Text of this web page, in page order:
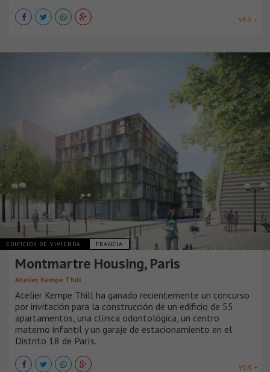
VER +
EDIFICIOS DE VIVIENDA FRANCIA
Montmartre Housing, Paris
Atelier Kempe Thill
Atelier Kempe Thill ha ganado recientemente un concurso
por invitación para la construcción de un edificio de 55
apartamentos, una clínica odontológica, un centro
materno infantil y un garaje de estacionamiento en el
Distrito 18 de París.
VER +